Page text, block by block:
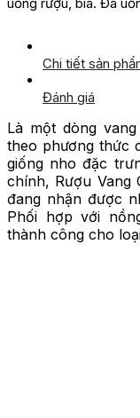
uống rượu, bia. Đã
Chi tiết sản
Đánh giá
Là một dòng
theo phương thức
giống nho đặc
chính, Rượu Vang
đang nhận được
Phối hợp với
thành công cho